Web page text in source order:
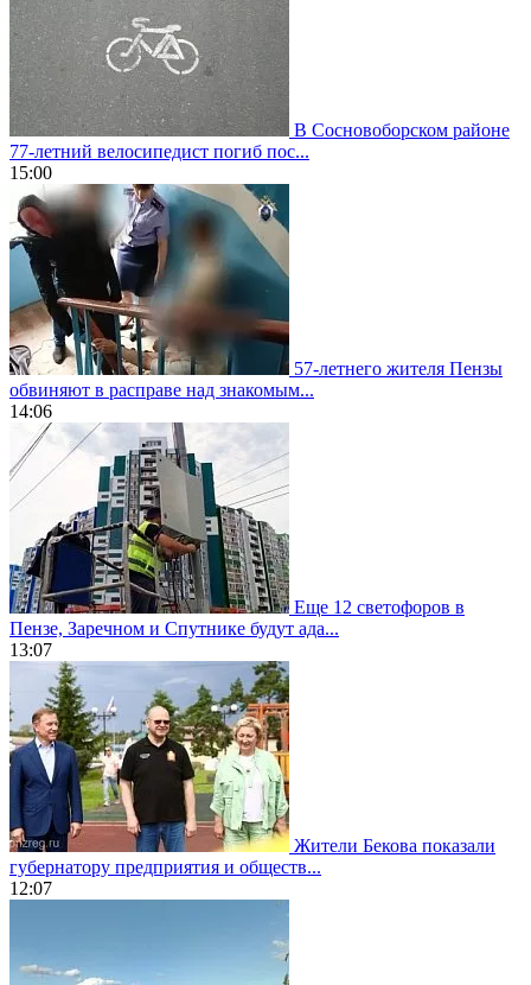
В Сосновоборском районе
77-летний велосипедист погиб пос...
15:00
57-летнего жителя Пензы
обвиняют в расправе над знакомым...
14:06
Еще 12 светофоров в
Пензе, Заречном и Спутнике будут ада...
13:07
Жители Бекова показали
губернатору предприятия и обществ...
12:07